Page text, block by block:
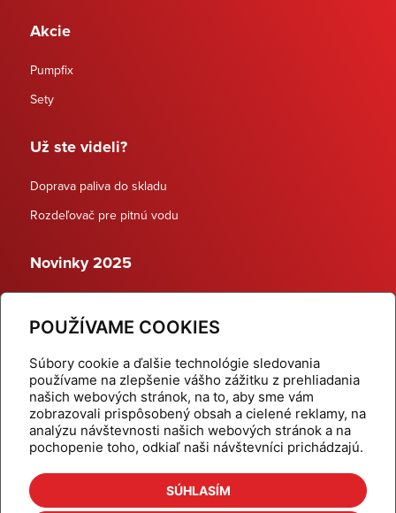
POUŽÍVAME COOKIES
Súbory cookie a ďalšie technológie sledovania
používame na zlepšenie vášho zážitku z prehliadania
našich webových stránok, na to, aby sme vám
zobrazovali prispôsobený obsah a cielené reklamy, na
analýzu návštevnosti našich webových stránok a na
pochopenie toho, odkiaľ naši návštevníci prichádzajú.
SÚHLASÍM
Akcie
Pumpfix
Sety
Už ste videli?
Doprava paliva do skladu
Rozdeľovač pre pitnú vodu
Novinky 2025
Dynamické termostatické ventily
Domov
Produkty
Aktuality
Odber šikovné tipy
Kalkulačky
Cenníky
Na stiahnutie
Referencie